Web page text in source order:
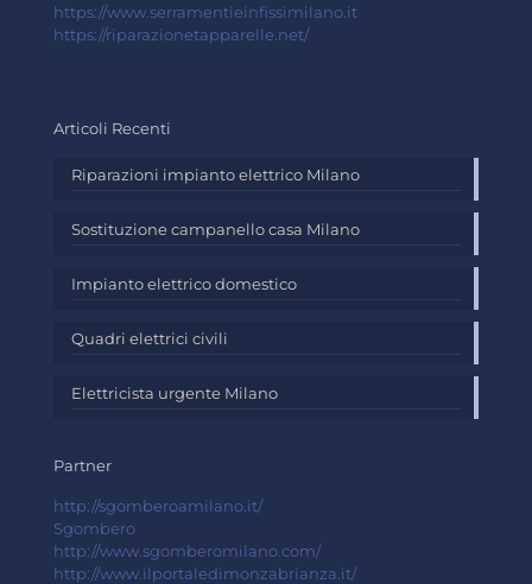
https://www.serramentieinfissimilano.it
https://riparazionetapparelle.net/
Articoli Recenti
Riparazioni impianto elettrico Milano
Sostituzione campanello casa Milano
Impianto elettrico domestico
Quadri elettrici civili
Elettricista urgente Milano
Partner
http://sgomberoamilano.it/
Sgombero
http://www.sgomberomilano.com/
http://www.ilportaledimonzabrianza.it/